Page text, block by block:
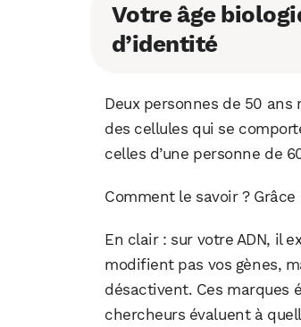
Votre âge
d’identité
Deux personnes de 50 ans
des cellules qui se
celles d’une personne de
Comment le savoir ? Grâce
En clair : sur votre ADN, il
modifient pas vos gènes,
désactivent. Ces marques
chercheurs évaluent à